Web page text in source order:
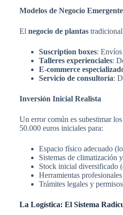
Modelos de Negocio
El negocio de plantas
Suscription boxes: Envíos
Talleres experienciales:
E-commerce
Servicio de consultoría:
Inversión Inicial Realista
Un error común es subestimar
50.000 euros iniciales para:
Espacio físico adecuado
Sistemas de climatización
Stock inicial diversificado
Herramientas
Trámites legales y
La Logística: El Sistema